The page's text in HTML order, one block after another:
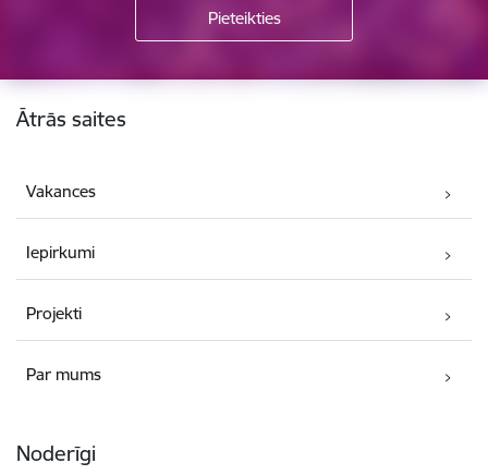
Kājene
Ātrās saites
Vakances
Iepirkumi
Projekti
Par mums
Noderīgi